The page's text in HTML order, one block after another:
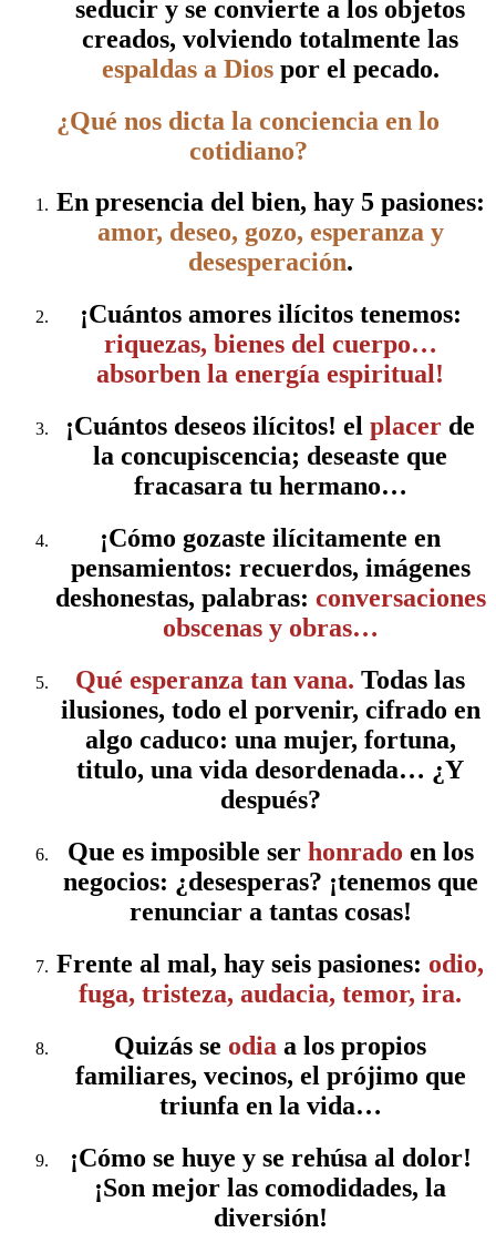
seducir y se convierte a los objetos
creados, volviendo totalmente las
espaldas a Dios por el pecado.
¿Qué nos dicta la conciencia en lo
cotidiano?
En presencia del bien, hay 5 pasiones:
amor, deseo, gozo, esperanza y
desesperación.
¡Cuántos amores ilícitos tenemos:
riquezas, bienes del cuerpo…
absorben la energía espiritual!
¡Cuántos deseos ilícitos! el placer de
la concupiscencia; deseaste que
fracasara tu hermano…
¡Cómo gozaste ilícitamente en
pensamientos: recuerdos, imágenes
deshonestas, palabras: conversaciones
obscenas y obras…
Qué esperanza tan vana. Todas las
ilusiones, todo el porvenir, cifrado en
algo caduco: una mujer, fortuna,
titulo, una vida desordenada… ¿Y
después?
Que es imposible serhonrado en los
negocios: ¿desesperas? ¡tenemos que
renunciar a tantas cosas!
Frente al mal, hay seis pasiones: odio,
fuga, tristeza, audacia, temor, ira.
Quizás se odia a los propios
familiares, vecinos, el prójimo que
triunfa en la vida…
¡Cómo se huye y se rehúsa al dolor!
¡Son mejor las comodidades, la
diversión!